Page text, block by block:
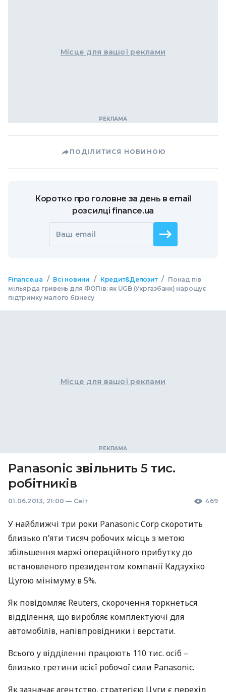
Місце для вашої реклами
ПОДІЛИТИСЯ НОВИНОЮ
Коротко про головне за день в email
розсилці finance.ua
Ваш email
Finance.ua / Всі новини / Кредит&Депозит / Понад пів
мільярда гривень для ФОПів: як UGB (Укргазбанк) нарощує
підтримку малого бізнесу
Місце для вашої реклами
Panasonic звільнить 5 тис.
робітників
01.06.2013, 21:00 — Світ 469
У найближчі три роки Panasonic Corp скоротить
близько п’яти тисяч робочих місць з метою
збільшення маржі операційного прибутку до
встановленого президентом компанії Кадзухіко
Цугою мінімуму в 5%.
Як повідомляє Reuters, скорочення торкнеться
відділення, що виробляє комплектуючі для
автомобілів, напівпровідники і верстати.
Всього у відділенні працюють 110 тис. осіб –
близько третини всієї робочої сили Panasonic.
Як зазначає агентство, стратегією Цуги є перехід